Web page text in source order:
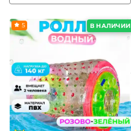
В НАЛИЧИИ
5